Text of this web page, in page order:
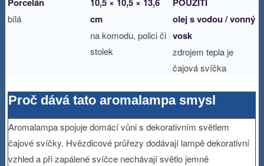
bílá
cm
na komodu, polici či
stolek
olej s vodou / vonný
vosk
zdrojem tepla je
čajová svíčka
Proč dává tato aromalampa smysl
Aromalampa spojuje domácí vůni s dekorativním světlem
čajové svíčky. Hvězdicové průřezy dodávají lampě dekorativní
vzhled a při zapálené svíčce nechávají světlo jemně